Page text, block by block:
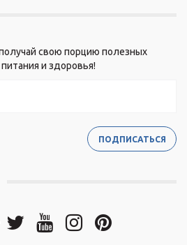
свою порцию полезных
и здоровья!